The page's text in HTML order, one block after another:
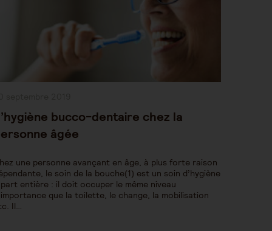
bucco-dentaire chez la
âgée
une personne avançant en âge, à plus forte raison
le soin de la bouche(1) est un soin d’hygiène
entière : il doit occuper le même niveau
que la toilette, le change, la mobilisation
Il…